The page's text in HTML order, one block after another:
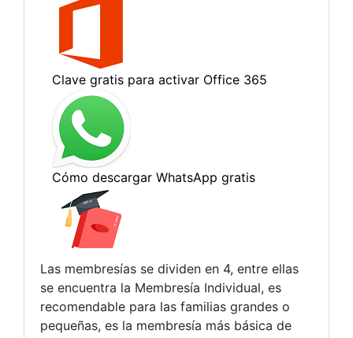
Las membresías se dividen en 4, entre ellas
se encuentra la Membresía Individual, es
recomendable para las familias grandes o
pequeñas, es la membresía más básica de